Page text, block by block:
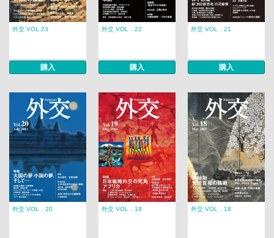
外交 VOL.23
購入
外交 VOL．22
購入
外交 VOL．21
購入
外交 VOL．20 外交 VOL．19 外交 VOL．18